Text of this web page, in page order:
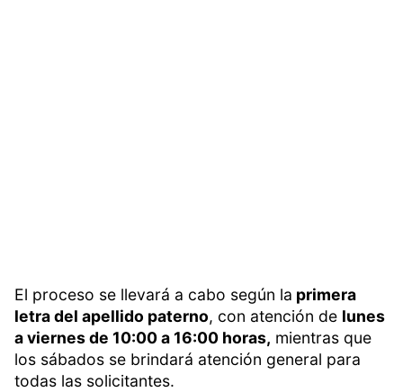
El proceso se llevará a cabo según la primera
letra del apellido paterno, con atención de lunes
a viernes de 10:00 a 16:00 horas, mientras que
los sábados se brindará atención general para
todas las solicitantes.